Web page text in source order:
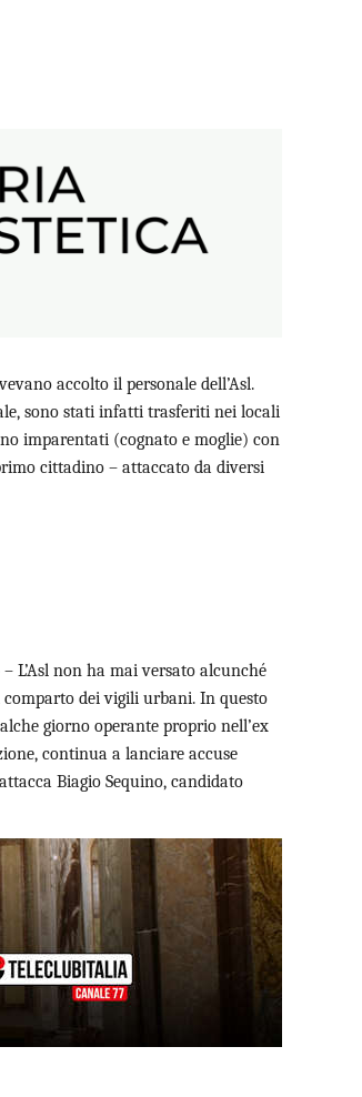
accolto il personale dell’Asl.
sono stati infatti trasferiti nei locali
imparentati (cognato e moglie) con
cittadino – attaccato da diversi
L’Asl non ha mai versato alcunché
comparto dei vigili urbani. In questo
giorno operante proprio nell’ex
continua a lanciare accuse
Biagio Sequino, candidato